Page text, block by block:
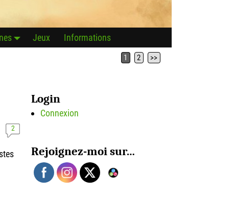
Jeux
Informations
1 2 >>
2
Login
Connexion
Rejoignez-moi sur…